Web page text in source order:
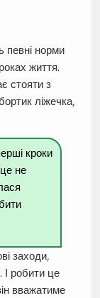
певні норми
життя.
стояти з
ліжечка,
кроки
не
заходи,
І робити це
вважатиме